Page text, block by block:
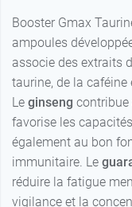
Booster Gmax
ampoules
associe des extraits
taurine, de la
Le ginseng contribue
favorise les
également au bon
immunitaire. Le
réduire la fatigue
vigilance et la